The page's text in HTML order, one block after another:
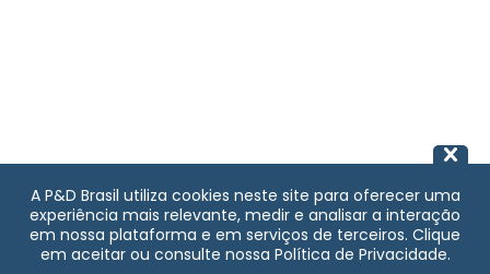
A P&D Brasil utiliza cookies neste site para oferecer uma
experiência mais relevante, medir e analisar a interação
em nossa plataforma e em serviços de terceiros. Clique
em aceitar ou consulte nossa Política de Privacidade.